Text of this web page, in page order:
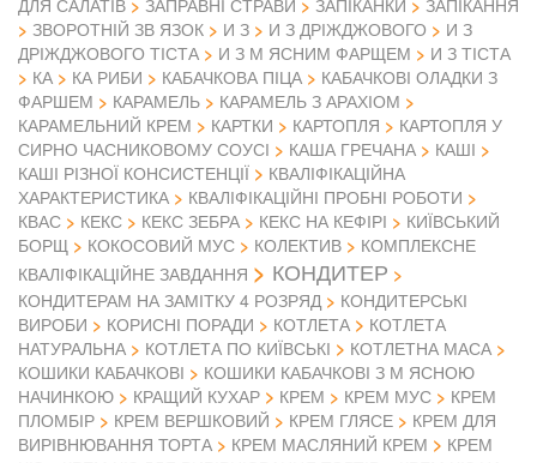
ДЛЯ САЛАТІВ
ЗАПРАВНІ СТРАВИ ЗАПІКАНКИ
ЗАПІКАННЯ
ЗВОРОТНІЙ ЗВ ЯЗОК
И З И З ДРІЖДЖОВОГО
И З
ДРІЖДЖОВОГО ТІСТА
И З М ЯСНИМ ФАРЩЕМ
И З ТІСТА
КА
КА РИБИ КАБАЧКОВА ПІЦА
КАБАЧКОВІ ОЛАДКИ З
ФАРШЕМ
КАРАМЕЛЬ
КАРАМЕЛЬ З АРАХІОМ
КАРАМЕЛЬНИЙ КРЕМ
КАРТКИ КАРТОПЛЯ
КАРТОПЛЯ У
СИРНО ЧАСНИКОВОМУ СОУСІ
КАША ГРЕЧАНА
КАШІ
КАШІ РІЗНОЇ КОНСИСТЕНЦІЇ
КВАЛІФІКАЦІЙНА
ХАРАКТЕРИСТИКА
КВАЛІФІКАЦІЙНІ ПРОБНІ РОБОТИ
КВАС
КЕКС КЕКС ЗЕБРА КЕКС НА КЕФІРІ
КИЇВСЬКИЙ
БОРЩ
КОКОСОВИЙ МУС КОЛЕКТИВ
КОМПЛЕКСНЕ
КВАЛІФІКАЦІЙНЕ ЗАВДАННЯ
КОНДИТЕР
КОНДИТЕРАМ НА ЗАМІТКУ 4 РОЗРЯД
КОНДИТЕРСЬКІ
ВИРОБИ
КОРИСНІ ПОРАДИ КОТЛЕТА
КОТЛЕТА
НАТУРАЛЬНА
КОТЛЕТА ПО КИЇВСЬКІ
КОТЛЕТНА МАСА
КОШИКИ КАБАЧКОВІ
КОШИКИ КАБАЧКОВІ З М ЯСНОЮ
НАЧИНКОЮ
КРАЩИЙ КУХАР КРЕМ КРЕМ МУС
КРЕМ
ПЛОМБІР
КРЕМ ВЕРШКОВИЙ КРЕМ ГЛЯСЕ
КРЕМ ДЛЯ
ВИРІВНЮВАННЯ ТОРТА
КРЕМ МАСЛЯНИЙ КРЕМ
КРЕМ